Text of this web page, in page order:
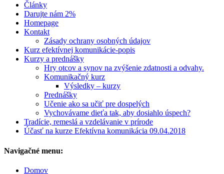
Články
Darujte nám 2%
Homepage
Kontakt
Zásady ochrany osobných údajov
Kurz efektívnej komunikácie-popis
Kurzy a prednášky
Hry otcov a synov na zvýšenie zdatnosti a odvahy.
Komunikačný kurz
Výsledky – kurzy
Prednášky
Učenie ako sa učiť pre dospelých
Vychovávame dieťa tak, aby dosiahlo úspech?
Tradície, remeslá a vzdelávanie v prírode
Účasť na kurze Efektívna komunikácia 09.04.2018
Navigačné menu:
Domov